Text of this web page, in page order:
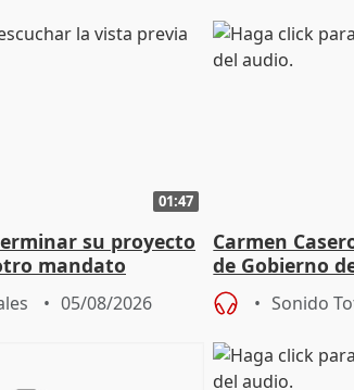
01:47
su proyecto
mandato
05/08/2026
Carmen
de Gobierno
de Pérez de
Sonido